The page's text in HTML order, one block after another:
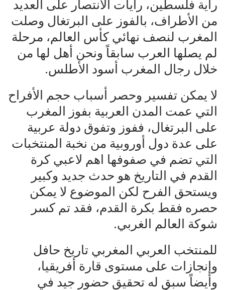
راية فلسطين، رايات الانتصار على العديد
من الأطراف، بالفوز على البرتغال وصلت
المغرب لنصف نهائي كأس العالم، مرحلة
لم يصلها العرب سابقاً ونحن أهل لها من
خلال رجال المغرب أسود الأطلس.
لا يمكن تفسير وحصر أسباب حجم الأفراح
التي عمت المدن العربية بفوز المغرب
على البرتغال، ففوز وتفوق دولة عربية
على عدة دول أوروبية من نخبة المنتخبات
التي تضم في صفوفها اهم لاعبي كرة
القدم في التاريخ هو حدث جديد وكبير
ويستحق الفرح لكن الموضوع لا يمكن
حصره فقط بكرة القدم، فقد تم كسر
شوكة العالم الغربي.
للمنتخب العربي المغربي تاريخ حافل
وإنجازات على مستوى قارة أفريقيا،
وأيضاً سبق له تحقيق حضور جيد في